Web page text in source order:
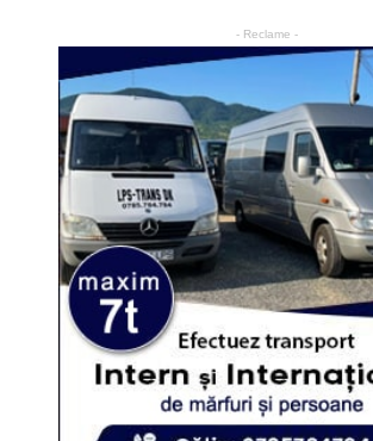
- Reclame -